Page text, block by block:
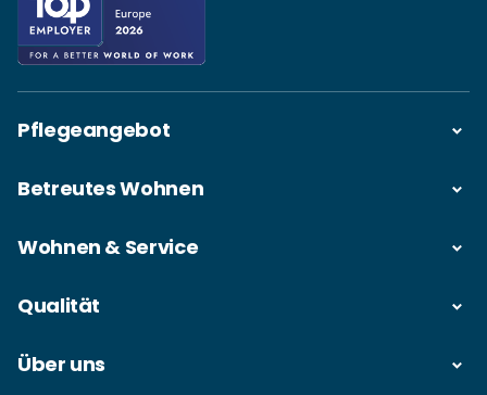
Pflegeangebot
Betreutes Wohnen
Wohnen & Service
Qualität
Über uns